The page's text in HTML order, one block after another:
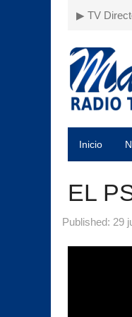
▶ TV
Inicio
EL
Published: 29